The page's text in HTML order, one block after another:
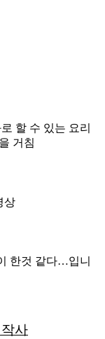
할 수 있는 요리
거침
상
한것 같다…입니
사